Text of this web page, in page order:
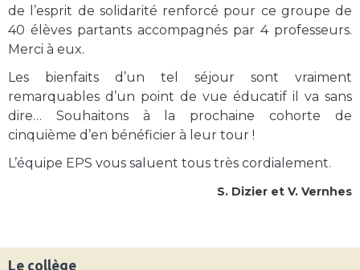
de l’esprit de solidarité renforcé pour ce groupe de
40 élèves partants accompagnés par 4 professeurs.
Merci à eux.
Les bienfaits d’un tel séjour sont vraiment
remarquables d’un point de vue éducatif il va sans
dire… Souhaitons à la prochaine cohorte de
cinquième d’en bénéficier à leur tour !
L’équipe EPS vous saluent tous très cordialement.
S. Dizier et V. Vernhes
Le collège